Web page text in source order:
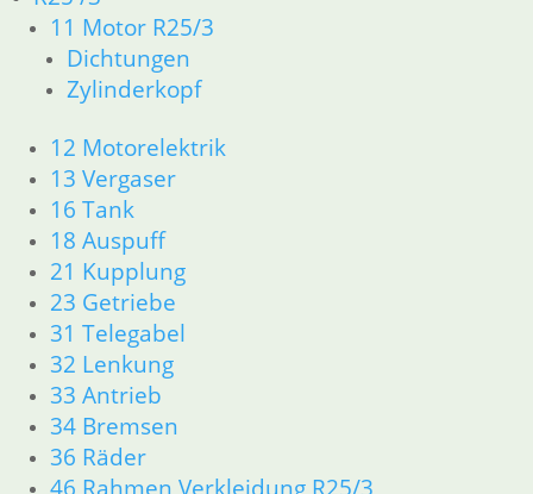
11 Motor R25/3
Dichtungen
Zylinderkopf
12 Motorelektrik
13 Vergaser
16 Tank
18 Auspuff
21 Kupplung
23 Getriebe
31 Telegabel
32 Lenkung
33 Antrieb
34 Bremsen
36 Räder
46 Rahmen Verkleidung R25/3
Dichtgummi für
Glas/Reflektor
Artikelnummer: 1353623
inkl. MwSt.
zzgl. Versandkosten
In den Warenkorb
Bremslichtschalter
18,90€
Artikelnummer: 1353684
inkl. MwSt.
zzgl.Versandkosten
In den Warenkorb